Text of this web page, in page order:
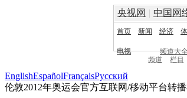
央视网 | 中国网
首页 新闻 经济
电视 频道大
频道
栏目
EnglishEspañolFrançaisPусский
伦敦2012年奥运会官方互联网/移动平台转